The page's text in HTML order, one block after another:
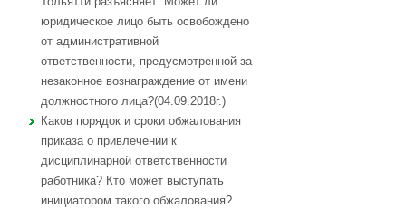
юридическое лицо быть освобождено
от административной
ответственности, предусмотренной за
незаконное вознаграждение от имени
должностного лица?(04.09.2018г.)
Каков порядок и сроки обжалования
приказа о привлечении к
дисциплинарной ответственности
работника? Кто может выступать
инициатором такого обжалования?